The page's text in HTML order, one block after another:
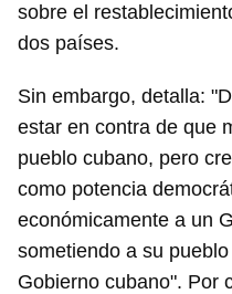
sobre el
dos países.
Sin embargo, detalla:
estar en contra de que
pueblo cubano, pero
como potencia
económicamente a un
sometiendo a su
Gobierno cubano". Por